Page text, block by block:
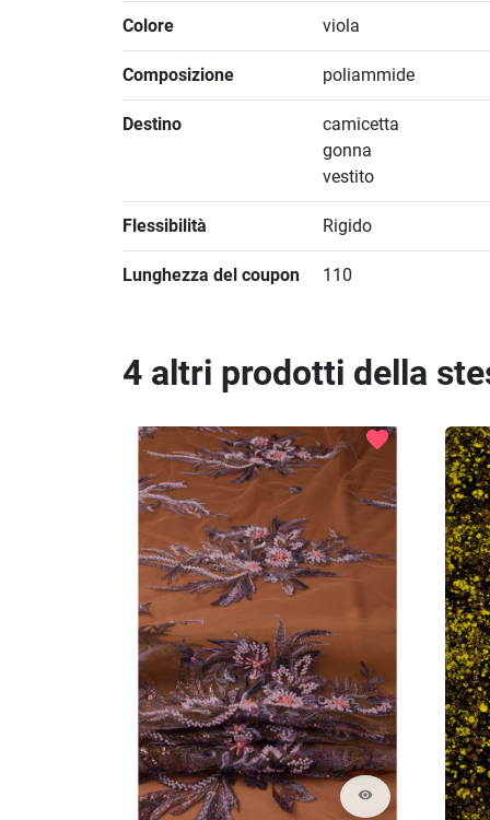
Colore viola
Composizione poliammide
Destino
camicetta
gonna
vestito
Flessibilità Rigido
Lunghezza del coupon 110
4 altri prodotti della
visibility
favorite